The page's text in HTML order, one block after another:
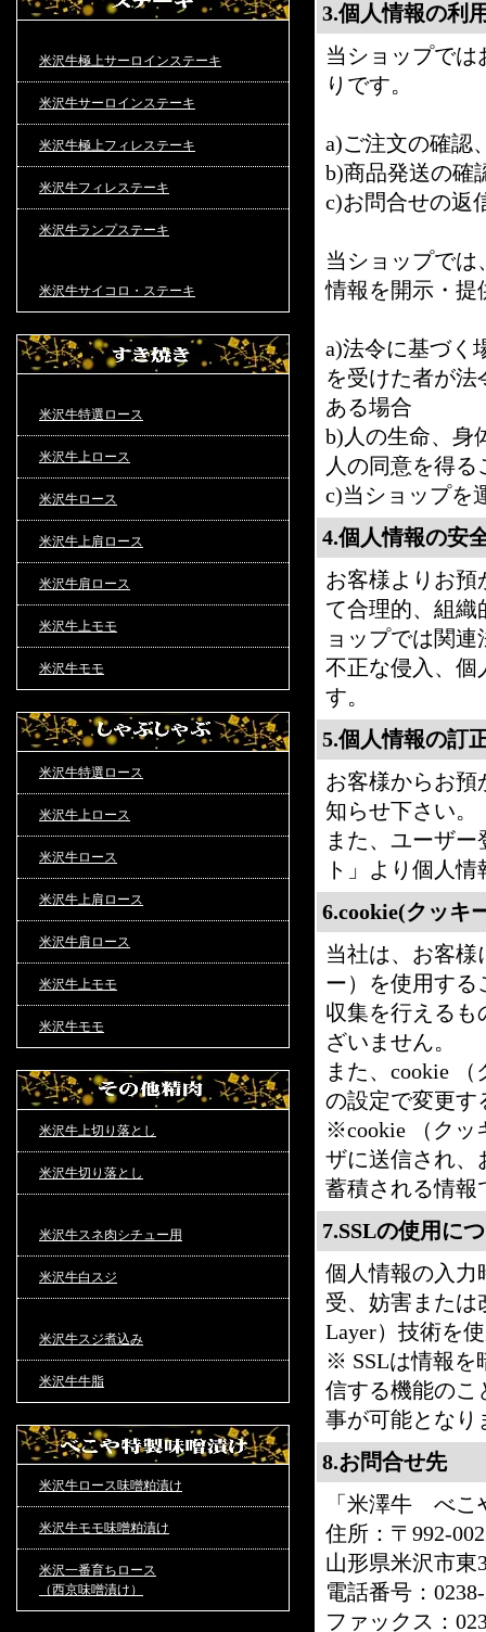
米沢牛極上サーロインステーキ
米沢牛サーロインステーキ
米沢牛極上フィレステーキ
米沢牛フィレステーキ
米沢牛ランプステーキ
米沢牛サイコロ・ステーキ
米沢牛特選ロース
米沢牛上ロース
米沢牛ロース
米沢牛上肩ロース
米沢牛肩ロース
米沢牛上モモ
米沢牛モモ
米沢牛特選ロース
米沢牛上ロース
米沢牛ロース
米沢牛上肩ロース
米沢牛肩ロース
米沢牛上モモ
米沢牛モモ
米沢牛上切り落とし
米沢牛切り落とし
米沢牛スネ肉シチュー用
米沢牛白スジ
米沢牛スジ煮込み
米沢牛牛脂
米沢牛ロース味噌粕漬け
米沢牛モモ味噌粕漬け
米沢一番育ちロース
（西京味噌漬け）
3.個人情報の利
当ショップで
りです。
a)ご注文の確認
b)商品発送の確
c)お問合せの返
当ショップで
情報を開示・提
a)法令に基づく
を受けた者が
ある場合
b)人の生命、身
人の同意を得
c)当ショップを
4.個人情報の安
お客様よりお
て合理的、組織
ョップでは関
不正な侵入、個
す。
5.個人情報の訂
お客様からお
知らせ下さい。
また、ユーザ
ト」より個人
6.cookie(クッキ
当社は、お客様
ー）を使用する
収集を行えるも
ざいません。
また、cookie
の設定で変更す
※cookie （クッ
ザに送信され、
蓄積される情報
7.SSLの使用に
個人情報の入力
受、妨害または
Layer）技術を
※ SSLは情報を
信する機能のこ
事が可能となり
8.お問合せ先
「米澤牛 べこ
住所：〒992-
山形県米沢市東
電話番号：
ファックス：